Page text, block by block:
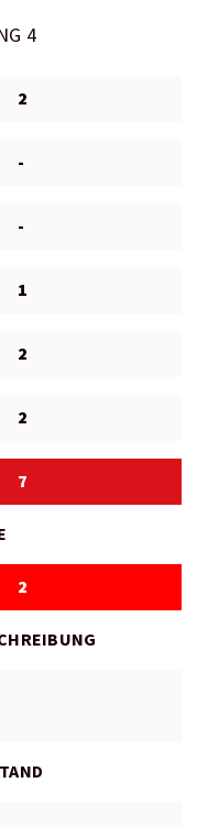
4
2
-
-
1
2
2
7
2